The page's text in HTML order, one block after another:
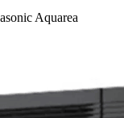
Aquarea